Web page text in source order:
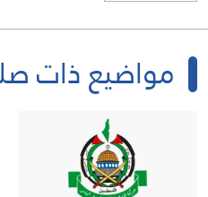
مواضيع ذات